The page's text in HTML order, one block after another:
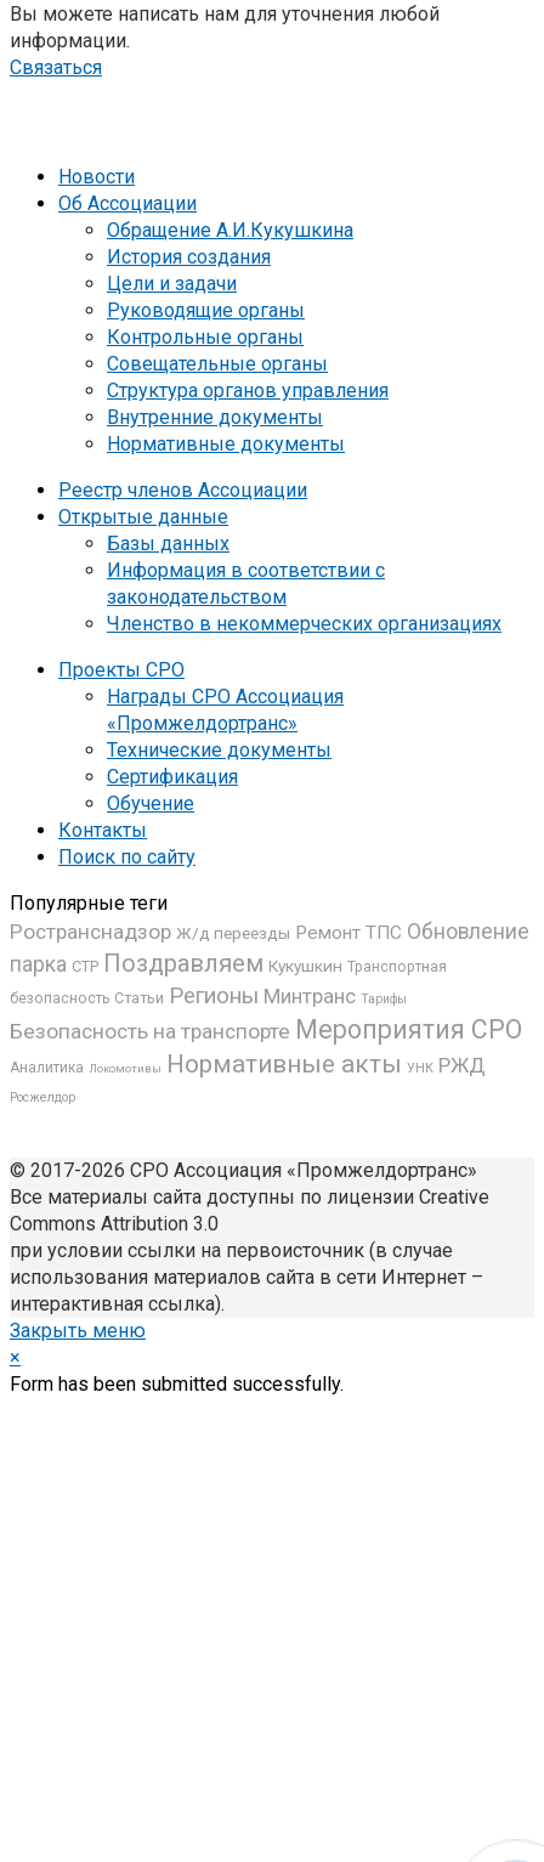
Вы можете написать нам для уточнения любой
информации.
Связаться
Новости
Об Ассоциации
Обращение А.И.Кукушкина
История создания
Цели и задачи
Руководящие органы
Контрольные органы
Совещательные органы
Структура органов управления
Внутренние документы
Нормативные документы
Реестр членов Ассоциации
Открытые данные
Базы данных
Информация в соответствии с
законодательством
Членство в некоммерческих организациях
Проекты СРО
Награды СРО Ассоциация
«Промжелдортранс»
Технические документы
Сертификация
Обучение
Контакты
Поиск по сайту
Популярные теги
Ространснадзор Ж/д переезды Ремонт ТПС Обновление
парка СТР Поздравляем Кукушкин Транспортная
безопасность Статьи Регионы Минтранс Тарифы
Безопасность на транспорте Мероприятия СРО
Аналитика Локомотивы Нормативные акты УНК РЖД
Росжелдор
© 2017-2026 СРО Ассоциация «Промжелдортранс»
Все материалы сайта доступны по лицензии Creative
Commons Attribution 3.0
при условии ссылки на первоисточник (в случае
использования материалов сайта в сети Интернет –
интерактивная ссылка).
Закрыть меню
×
Form has been submitted successfully.